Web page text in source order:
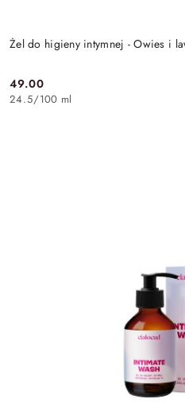
Żel do higieny intymnej - Owies i
Cena:
49.00
24.5/100 ml